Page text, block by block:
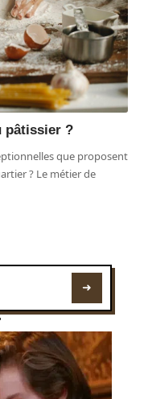
pâtissier ?
que proposent
? Le métier de